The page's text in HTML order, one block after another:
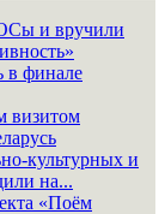
и вручили
в финале
визитом
культурных и
на...
«Поём